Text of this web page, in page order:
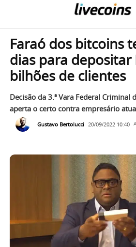
Faraó dos bitcoins
dias para depositar
bilhões de clientes
Decisão da 3.ª Vara Federal Criminal
aperta o certo contra empresário
Gustavo Bertolucci 20/09/2022 10:40